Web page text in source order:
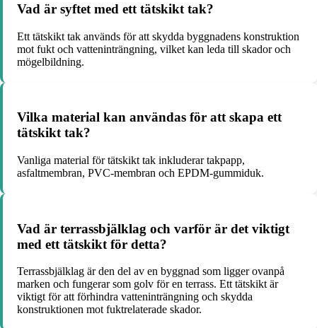
Vad är syftet med ett tätskikt tak?
Ett tätskikt tak används för att skydda byggnadens konstruktion
mot fukt och vatteninträngning, vilket kan leda till skador och
mögelbildning.
Vilka material kan användas för att skapa ett
tätskikt tak?
Vanliga material för tätskikt tak inkluderar takpapp,
asfaltmembran, PVC-membran och EPDM-gummiduk.
Vad är terrassbjälklag och varför är det viktigt
med ett tätskikt för detta?
Terrassbjälklag är den del av en byggnad som ligger ovanpå
marken och fungerar som golv för en terrass. Ett tätskikt är
viktigt för att förhindra vatteninträngning och skydda
konstruktionen mot fuktrelaterade skador.